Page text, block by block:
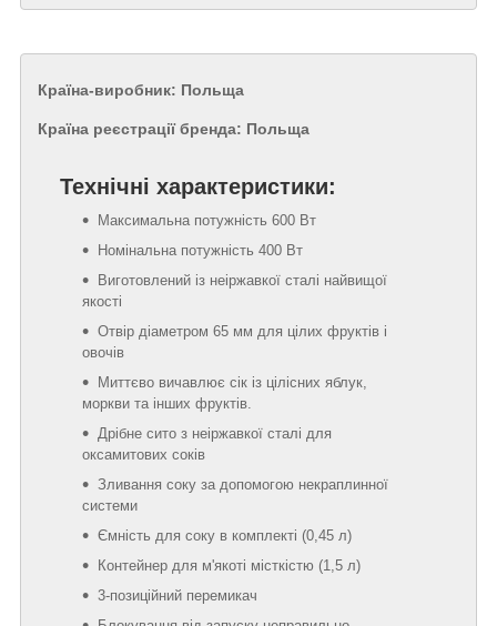
Технічні характеристики:
Максимальна потужність 600 Вт
Номінальна потужність 400 Вт
Виготовлений із неіржавкої сталі найвищої
якості
Отвір діаметром 65 мм для цілих фруктів і
овочів
Миттєво вичавлює сік із цілісних яблук,
моркви та інших фруктів.
Дрібне сито з неіржавкої сталі для
оксамитових соків
Зливання соку за допомогою некраплинної
системи
Ємність для соку в комплекті (0,45 л)
Контейнер для м'якоті місткістю (1,5 л)
3-позиційний перемикач
Країна реєстрації бренда: Польща
Країна-виробник: Польща